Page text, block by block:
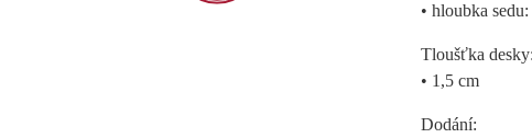
• hloubka
Tloušťka desky:
• 1,5 cm
Dodání: